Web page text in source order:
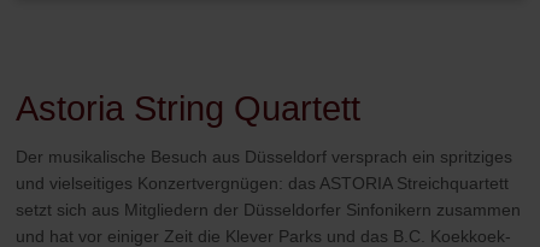
Astoria String Quartett
Der musikalische Besuch aus Düsseldorf versprach ein spritziges
und vielseitiges Konzertvergnügen: das ASTORIA Streichquartett
setzt sich aus Mitgliedern der Düsseldorfer Sinfonikern zusammen
und hat vor einiger Zeit die Klever Parks und das B.C. Koekkoek-